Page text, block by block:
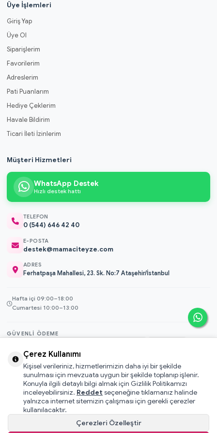
Üye İşlemleri
Giriş Yap
Üye Ol
Siparişlerim
Favorilerim
Adreslerim
Pati Puanlarım
Hediye Çeklerim
Havale Bildirim
Ticari İleti İzinlerim
Müşteri Hizmetleri
WhatsApp Destek
Hızlı destek hattı
TELEFON
0 (544) 646 42 40
E-POSTA
destek@mamaciteyze.com
ADRES
Ferhatpaşa Mahallesi, 23. Sk. No:7 Ataşehir/İstanbul
Hafta içi 09:00–18:00
Cumartesi 10:00–13:00
GÜVENLI ÖDEME
256-bit SSL
© 2026 Mamacı Teyze · Nurşen ve ekibi ile birlikte ile hazırlandı.
Mesafeli Satış Sözleşmesi
Gizlilik ve Çerez Politikası
Çerez Kullanımı
Kişisel verileriniz, hizmetlerimizin daha iyi bir şekilde
sunulması için mevzuata uygun bir şekilde toplanıp işlenir.
Konuyla ilgili detaylı bilgi almak için Gizlilik Politikamızı
inceleyebilirsiniz. Reddet seçeneğine tıklamanız halinde
yalnızca internet sitemizin çalışması için gerekli çerezler
kullanılacaktır.
Çerezleri Özelleştir